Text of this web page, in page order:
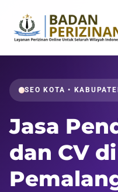
SEO KOTA •
Jasa
dan CV